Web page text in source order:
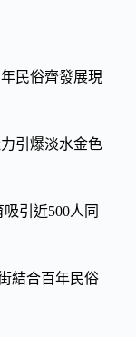
民俗齊發展現
引爆淡水金色
引近500人同
結合百年民俗